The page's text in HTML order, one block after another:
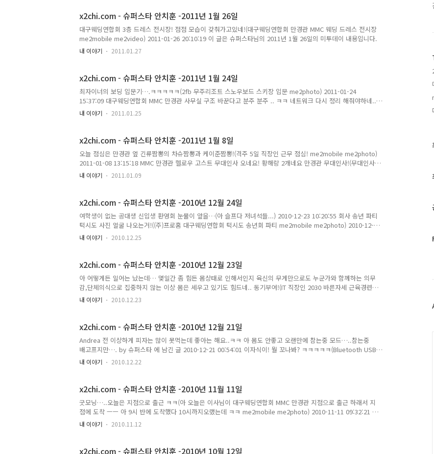
23:52:47 이 글은 슈퍼스타님의 2011년 1월 29일..
x2chi.com - 슈퍼스타 안치훈 -2011년 1월 26일
대구웨딩연합회 3층 드레스 전시장! 점점 모습이 갖춰가고있네!(대구웨딩연합회 만경관 MMC 웨딩 드레스 전시장
me2mobile me2video) 2011-01-26 20:10:19 이 글은 슈퍼스타님의 2011년 1월 26일의 미투데이 내용입니다.
내 이야기 2011.01.27
x2chi.com - 슈퍼스타 안치훈 -2011년 1월 24일
최자이너의 보딩 입문기….ㅋㅋㅋㅋㅋ(2fb 무주리조트 스노우보드 스키장 입문 me2photo) 2011-01-24
15:37:09 대구웨딩연합회 MMC 만경관 사무실 구조 바꾼다고 분주 분주 .. ㅋㅋ 네트워크 다시 정리 해줘야하네..
ㅋㅋ(대구웨딩연합회 사무실 구조 변경 책상 배치 me2mobile me2photo) 2011-01-24 16:31:47 이 글은 슈퍼스
타님의 2011년 1월 24일의 미투데이 내용입니다.
내 이야기 2011.01.25
x2chi.com - 슈퍼스타 안치훈 -2011년 1월 8일
오늘 점심은 만경관 옆 긴류짬뽕의 차슈짬뽕과 케이준짬뽕!(격주 5일 직장인 근무 점심! me2mobile me2photo)
2011-01-08 13:15:18 MMC 만경관 헬로우 고스트 무대인사 오네요! 황해랑 2개네요 만경관 무대인사!(무대인사
헬로우 고스트 영화 MMC 만경관 15시 25분 차태현 강예원 이문수 천보근 김영탁 me2mobile me2photo)
2011-01-08 13:52:13 우리 사무실 막내 용~이를 소개 합니다…^^(친구소개 용 (주)프로홈 대구웨딩연합회 연구개
하는 말……….“안에 뭐 쑤실꺼 없나?”(헐 문을 쑤실래나? ㅋㅋㅋ 나름 귀여운 녀석인데 말하..
내 이야기 2011.01.09
x2chi.com - 슈퍼스타 안치훈 -2010년 12월 24일
여학생이 없는 공대생 신입생 환영회 눈물이 앞을…(아 슬프다 저녀석들...) 2010-12-23 10:20:55 회사 송년 파티
턱시도 사진 얼굴 나오는거!((주)프로홈 대구웨딩연합회 턱시도 송년회 파티 me2mobile me2photo) 2010-12-
23 15:44:52 대구 시내 815 미용실 서비스 개판 쩌네 기다리는건 뭐 좀 참는데 샴푸 하다말고 어디가고 없어.. 안
가.. 못갈곳..(머리컷 하는데 1시간쯤 .. 이제 안가면 되는거다..ㅋㅋ me2mobile) 2010-12-23 16:05:55 잠님. 오세
오늘이 음력생일이다 즐거운하루되어라 엄마미역국먹었다”.. ㅋㅋ..
내 이야기 2010.12.25
x2chi.com - 슈퍼스타 안치훈 -2010년 12월 23일
아 어떻게든 일어는 났는데… 몇일간 좀 힘든 몸상태로 인해서인지 육신의 무게만으로도 누군가와 함께하는 의무
감,단체의식으로 집중하지 않는 이상 몸은 세우고 있기도 힘드네.. 동기부여!(IT 직장인 2030 바른자세 근육경련
직업병 등 허리 허벅지 요몇일 했던이야기 되세겨 생각중 배탈나서 들은 수업의 내용을 쪽지시험 치는듯 심하게
가물하고 혼란한데 ... 아침부터,,,아...) 2010-12-22 08:24:02 아! 오늘이 동지였구나!! 동지 팥죽 알 21 개먹으라
째 절기. 일년 중에서 밤이 가장 길고 낮이 가장 짧은 날이다. ) 2010-12-22 09:07:35 저번주에 생일이였는뎁 야
내 이야기 2010.12.23
x2chi.com - 슈퍼스타 안치훈 -2010년 12월 21일
Andrea 전 이상하게 피자는 많이 못먹는데 좋아는 해요..ㅋㅋ 아 몸도 안좋고 오랜만에 참는중 모드…..참는중
배고프지만…. by 슈퍼스타 에 남긴 글 2010-12-21 00:54:01 이자식이! 뭘 꼬나봐? ㅋㅋㅋㅋㅋ(Bluetooth USB
Dongle 블루투스 동글 me2mobile me2photo) 2010-12-21 12:24:49 HTC 디자이어 HD유저이며 스마트폰이야
기로 친해져서 나를 개그미투에 빠지게한 재랙재랙이 준 릴 [크리스마스때 받고 싶은 선물?] SSD, i7 을 탑재한
지 일주일만에 지지자 1등 자리 뚫고 올라올 기세인 퓨리씨가 떠밀은 릴 [크리스마스때 받..
내 이야기 2010.12.22
x2chi.com - 슈퍼스타 안치훈 -2010년 11월 11일
굿모닝…..오늘은 지점으로 출근 ㅋㅋ(아 오늘은 이사님이 대구웨딩연합회 MMC 만경관 지점으로 출근 하래서 지
점에 도착 ㅡㅡ 아 9시 반에 도착했다 10시까지오랬는데 ㅋㅋ me2mobile me2photo) 2010-11-11 09:32:21 인
제 2층 작업 지문인식 출퇴근 프로그램 세팅하고 보안 세팅도 하고 정신 없네 ㅋㅋㅋ 배고파 프흐흐(밥도 못먹고
작업중 흐흐 대구웨딩연합회 만경관 MMC 지점 웨딩 사업부 me2mobile me2photo) 2010-11-11 12:49:26 나는
2010년 11월 11일의 미투데이 내용입니다.
내 이야기 2010.11.12
x2chi.com - 슈퍼스타 안치훈 -2010년 10월 12일